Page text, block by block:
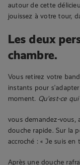
autour de cette
jouissez à votre tour,
Les deux
chambre.
Vous retirez votre
instants pour
moment. Qu’est-ce
vous demandez-vous,
douche rapide. Sur la
accroché : « Je suis en
Après une douche